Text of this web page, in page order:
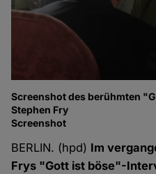
Screenshot des berühmten
Stephen Fry
Screenshot
BERLIN. (hpd) Im
Frys "Gott ist böse"-